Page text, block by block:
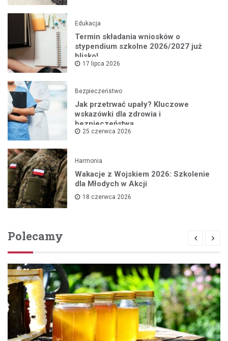
Edukacja
Termin składania wniosków o
stypendium szkolne 2026/2027 już
blisko!
17 lipca 2026
Bezpieczeństwo
Jak przetrwać upały? Kluczowe
wskazówki dla zdrowia i
bezpieczeństwa
25 czerwca 2026
Harmonia
Wakacje z Wojskiem 2026: Szkolenie
dla Młodych w Akcji
18 czerwca 2026
Polecamy